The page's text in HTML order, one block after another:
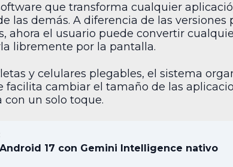
que transforma cualquier
las demás. A diferencia de las versiones
ahora el usuario puede convertir
libremente por la pantalla.
y celulares plegables, el sistema
facilita cambiar el tamaño de las
un solo toque.
17 con Gemini Intelligence nativo